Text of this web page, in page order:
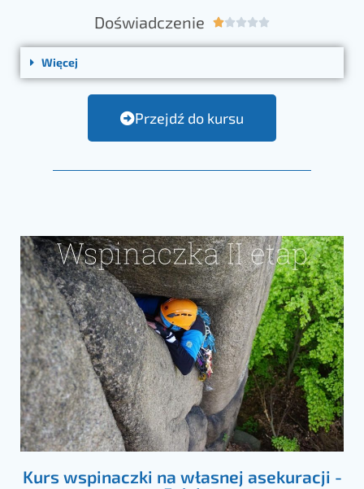
Doświadczenie

Więcej
Przejdź do kursu
Kurs wspinaczki na własnej asekuracji -